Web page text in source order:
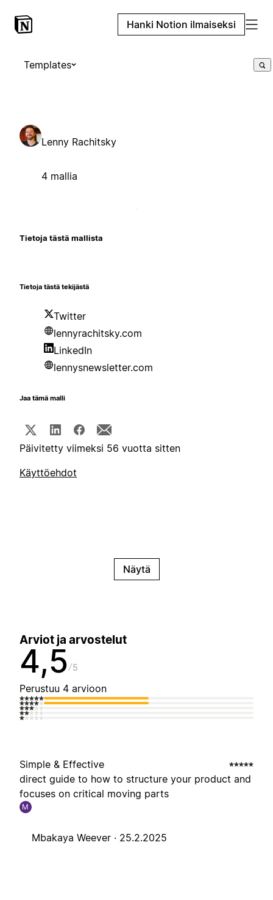
Hanki Notion ilmaiseksi
Templates
Lenny Rachitsky
4 mallia
Tietoja tästä mallista
Tietoja tästä tekijästä
Twitter
lennyrachitsky.com
LinkedIn
lennysnewsletter.com
Jaa tämä malli
Päivitetty viimeksi 56 vuotta sitten
Käyttöehdot
Näytä
Arviot ja arvostelut
4,5 5
Perustuu 4 arvioon
Simple & Effective
direct guide to how to structure your product and
focuses on critical moving parts
M
Mbakaya Weever · 25.2.2025